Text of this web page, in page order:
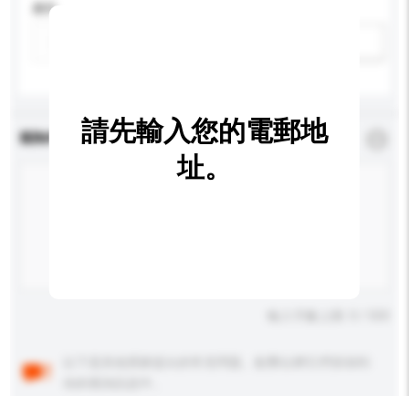
應用
查詢內容 *必須填寫
請先輸入您的電郵地
址。